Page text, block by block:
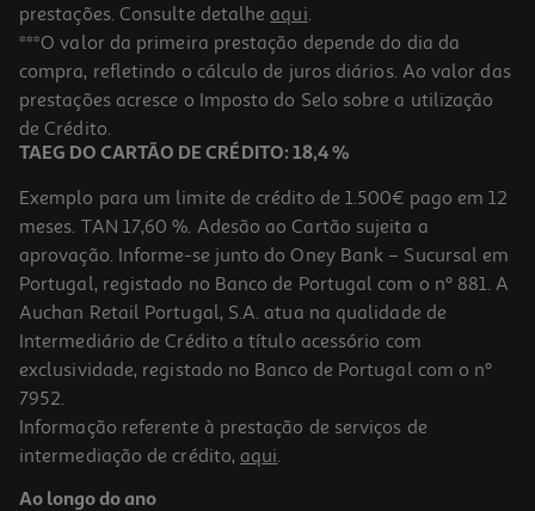
5.0
Vaso Plástico Gardenstar Mostarda Ø17cm
1.99 €/un
1,99 €
Vaso Plástico Gardenstar Mostarda Ø30cm
5.99 €/un
prestações. Consulte detalhe aqui.
***O valor da primeira prestação depende do dia da
compra, refletindo o cálculo de juros diários. Ao valor das
prestações acresce o Imposto do Selo sobre a utilização
de Crédito.
TAEG DO CARTÃO DE CRÉDITO: 18,4 %
Exemplo para um limite de crédito de 1.500€ pago em 12
meses. TAN 17,60 %. Adesão ao Cartão sujeita a
aprovação. Informe-se junto do Oney Bank – Sucursal em
Portugal, registado no Banco de Portugal com o nº 881. A
Auchan Retail Portugal, S.A. atua na qualidade de
Intermediário de Crédito a título acessório com
exclusividade, registado no Banco de Portugal com o nº
7952.
Informação referente à prestação de serviços de
intermediação de crédito, aqui.
Ao longo do ano